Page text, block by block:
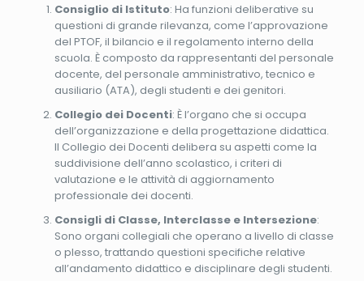
Consiglio di Istituto: Ha funzioni deliberative su
questioni di grande rilevanza, come l’approvazione
del PTOF, il bilancio e il regolamento interno della
scuola. È composto da rappresentanti del personale
docente, del personale amministrativo, tecnico e
ausiliario (ATA), degli studenti e dei genitori.
Collegio dei Docenti: È l’organo che si occupa
dell’organizzazione e della progettazione didattica.
Il Collegio dei Docenti delibera su aspetti come la
suddivisione dell’anno scolastico, i criteri di
valutazione e le attività di aggiornamento
professionale dei docenti.
Consigli di Classe, Interclasse e Intersezione:
Sono organi collegiali che operano a livello di classe
o plesso, trattando questioni specifiche relative
all’andamento didattico e disciplinare degli studenti.